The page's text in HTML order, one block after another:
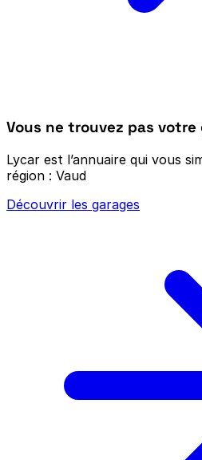
Vous ne trouvez pas votre
Lycar est l’annuaire qui vous
région : Vaud
Découvrir les garages